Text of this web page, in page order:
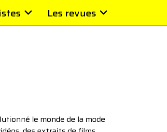
Les revues
le monde de la mode